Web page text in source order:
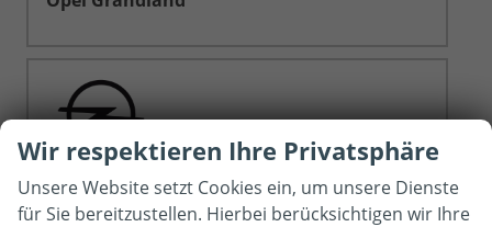
Opel Mokka
Wir respektieren Ihre Privatsphäre
Unsere Website setzt Cookies ein, um unsere Dienste
für Sie bereitzustellen. Hierbei berücksichtigen wir Ihre